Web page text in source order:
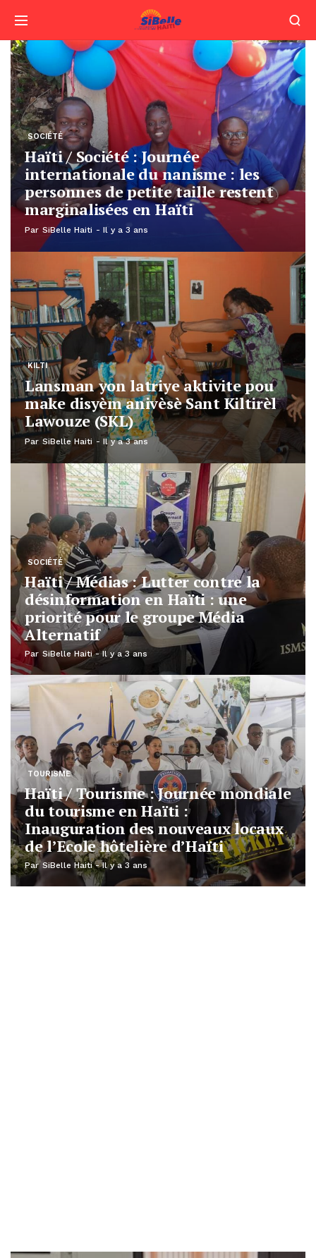
SOCIÉTÉ
Haïti / Société : Journée
internationale du nanisme : les
personnes de petite taille restent
marginalisées en Haïti
Par SiBelle Haiti Il y a 3 ans
KILTI
Lansman yon latriye aktivite pou
make disyèm anivèsè Sant Kiltirèl
Lawouze (SKL)
Par SiBelle Haiti Il y a 3 ans
SOCIÉTÉ
Haïti / Médias : Lutter contre la
désinformation en Haïti : une
priorité pour le groupe Média
Alternatif
Par SiBelle Haiti Il y a 3 ans
TOURISME
Haïti / Tourisme : Journée mondiale
du tourisme en Haïti :
Inauguration des nouveaux locaux
de l’Ecole hôtelière d’Haïti
Par SiBelle Haiti Il y a 3 ans